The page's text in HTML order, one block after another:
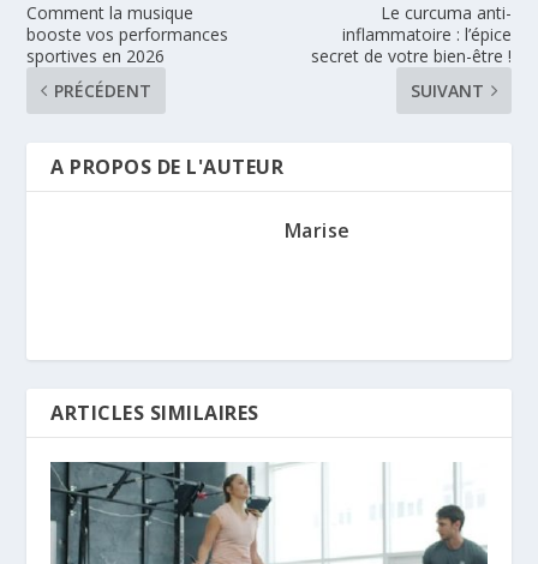
Comment la musique
booste vos performances
sportives en 2026
PRÉCÉDENT
Le curcuma anti-
inflammatoire : l’épice
secret de votre bien-être !
SUIVANT
A PROPOS DE L'AUTEUR
Marise
ARTICLES SIMILAIRES